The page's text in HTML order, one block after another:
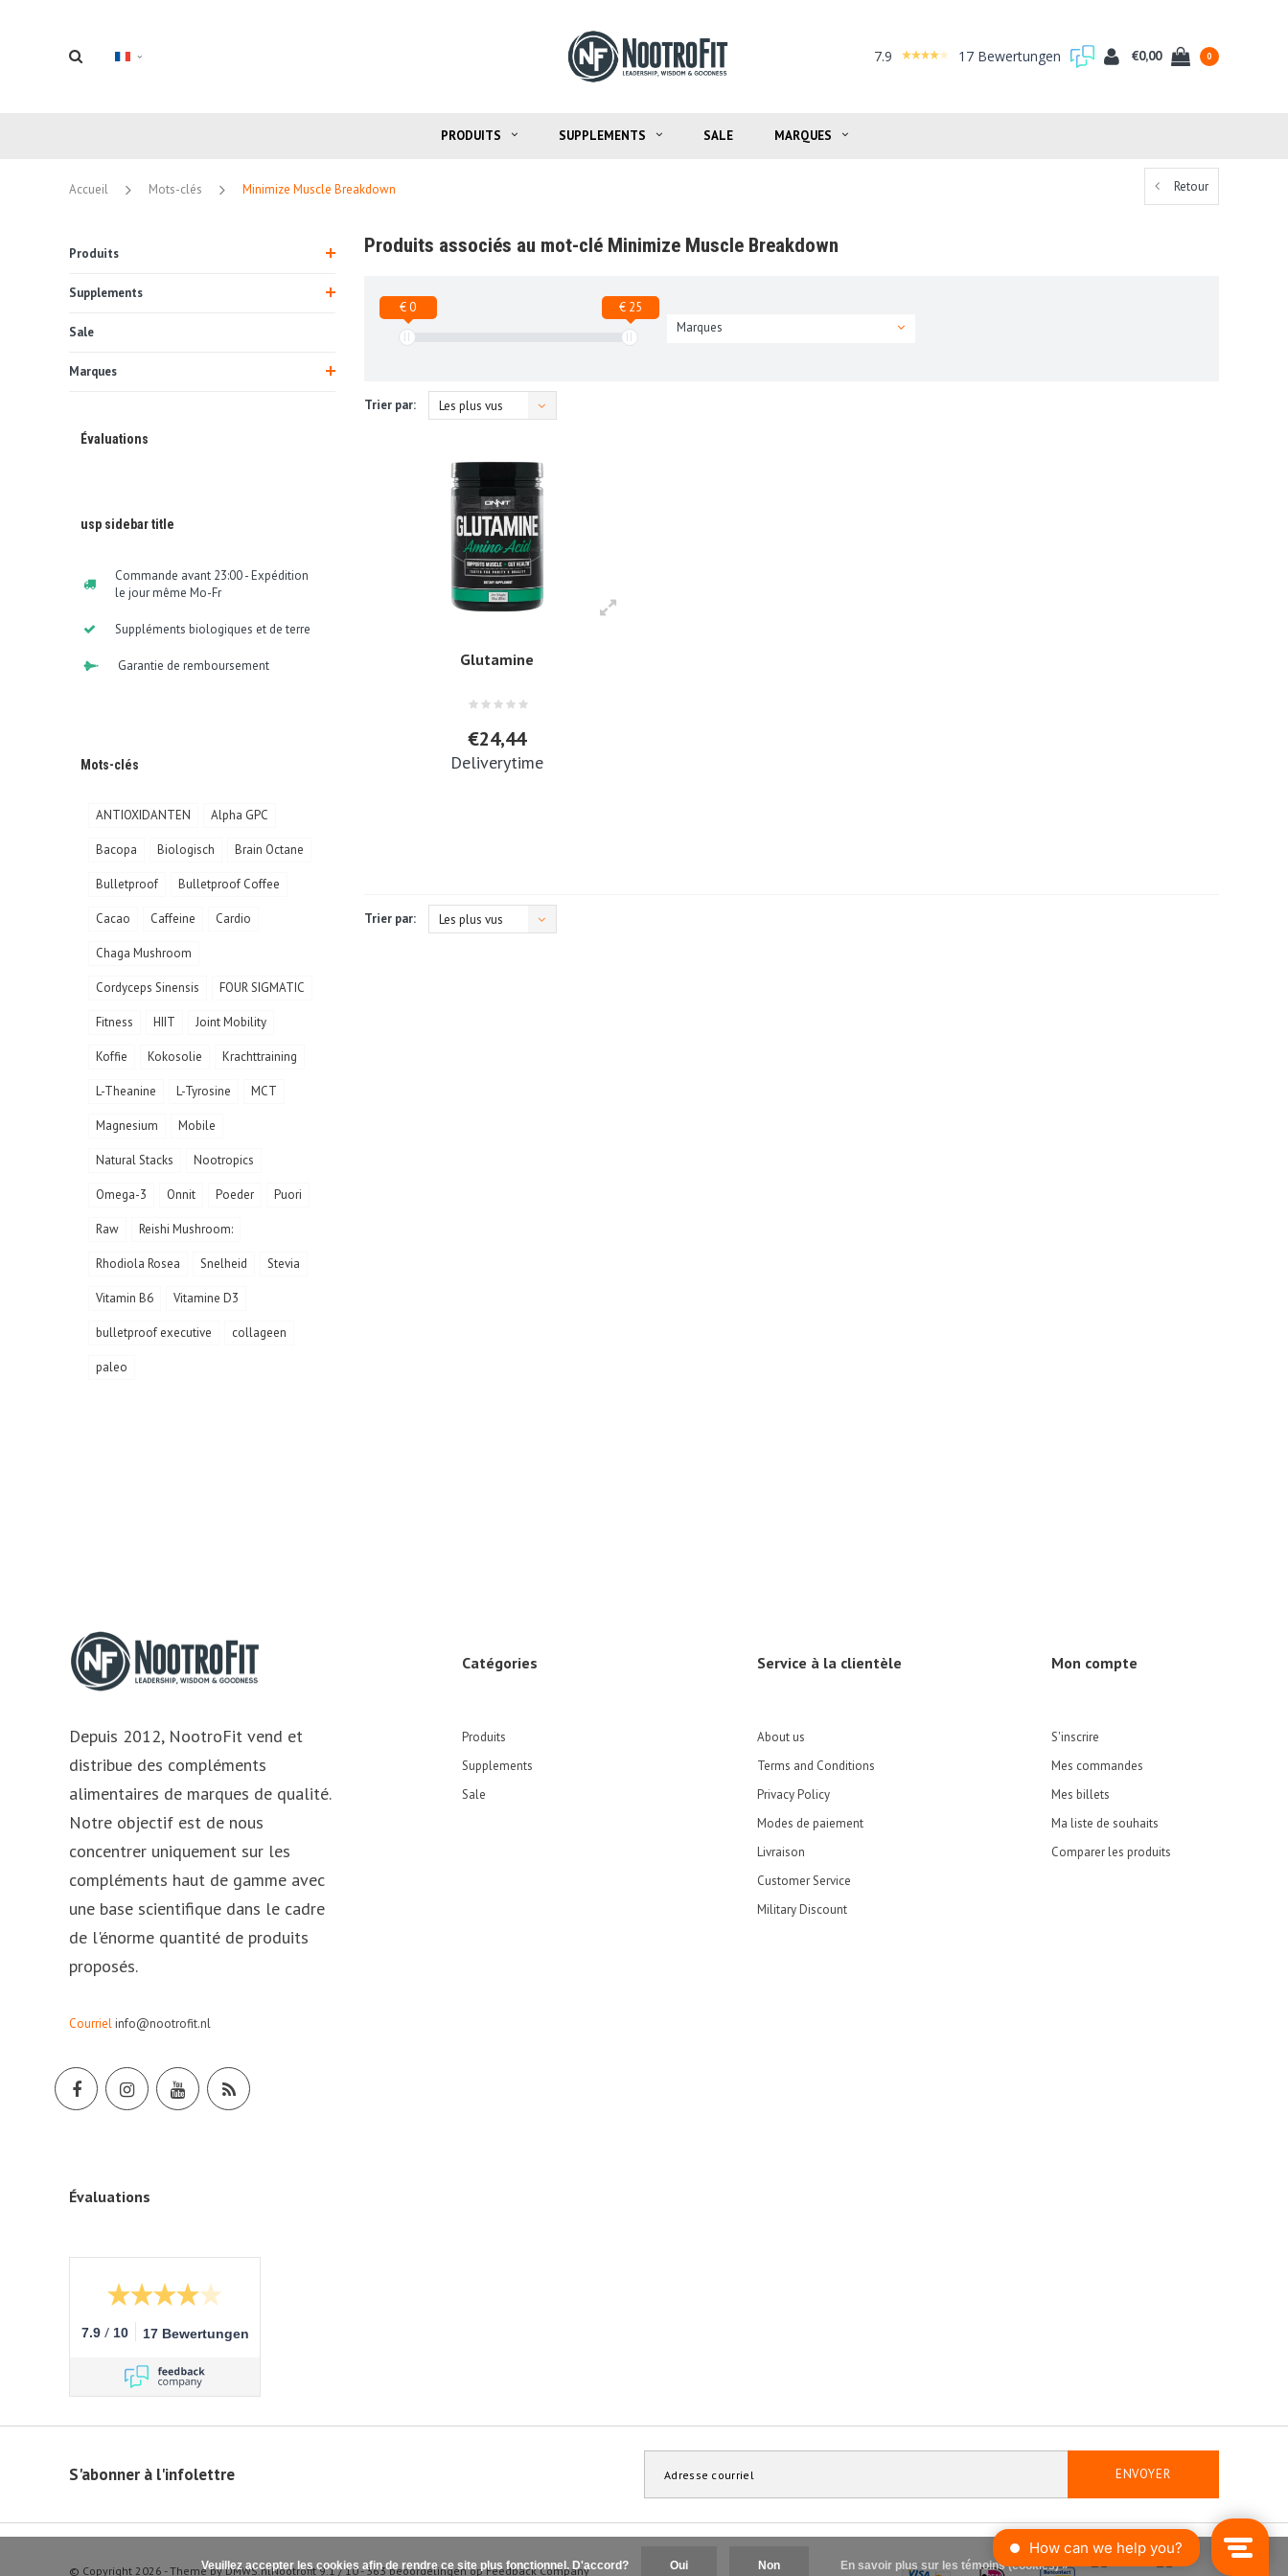
7.9 17 Bewertungen €0,00 0
PRODUITS SUPPLEMENTS SALE MARQUES
Accueil Mots-clés Minimize Muscle Breakdown Retour
Produits
Supplements
Sale
Marques
Évaluations
usp sidebar title
Commande avant 23:00 - Expédition
le jour même Mo-Fr
Suppléments biologiques et de terre
Garantie de remboursement
Mots-clés
ANTIOXIDANTEN Alpha GPC
Bacopa Biologisch Brain Octane
Bulletproof Bulletproof Coffee
Cacao Caffeine Cardio
Chaga Mushroom
Cordyceps Sinensis FOUR SIGMATIC
Fitness HIIT Joint Mobility
Koffie Kokosolie Krachttraining
L-Theanine L-Tyrosine MCT
Magnesium Mobile
Natural Stacks Nootropics
Omega-3 Onnit Poeder Puori
Raw Reishi Mushroom:
Rhodiola Rosea Snelheid Stevia
Vitamin B6 Vitamine D3
bulletproof executive collageen
paleo
Produits associés au mot-clé Minimize Muscle Breakdown
€ 0
€ 25
Marques
Trier par: Les plus vus
Glutamine
€24,44
Deliverytime
Trier par: Les plus vus
Depuis 2012, NootroFit vend et
distribue des compléments
alimentaires de marques de qualité.
Notre objectif est de nous
concentrer uniquement sur les
compléments haut de gamme avec
une base scientifique dans le cadre
de l'énorme quantité de produits
proposés.
Courrielinfo@nootrofit.nl
Catégories
Produits
Supplements
Sale
Service à la clientèle
About us
Terms and Conditions
Privacy Policy
Modes de paiement
Livraison
Customer Service
Military Discount
Mon compte
S'inscrire
Mes commandes
Mes billets
Ma liste de souhaits
Comparer les produits
Évaluations
7.9 / 10 17 Bewertungen
S'abonner à l'infolettre ENVOYER
© Copyright 2026 - Theme byDMWS.nlNootrofit 9.1/10 -363beoordelingen opFeedback Company
Veuillez accepter les cookies afin de rendre ce site plus fonctionnel. D'accord? Oui Non En savoir plus sur les témoins (cookies) »